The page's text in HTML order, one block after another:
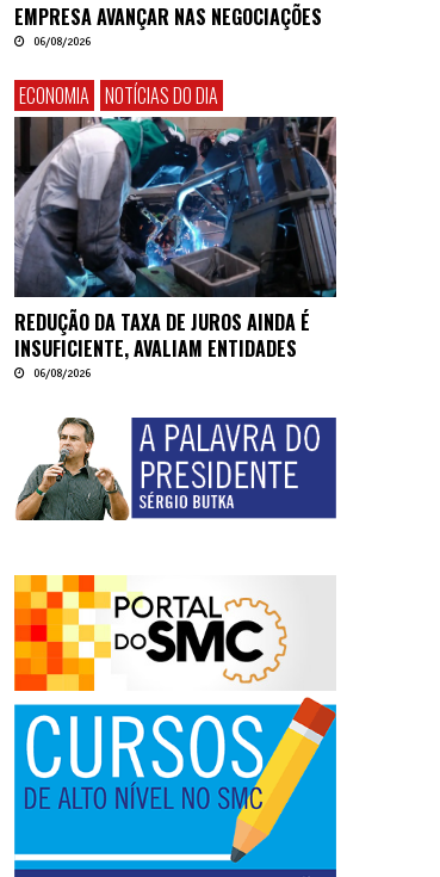
EMPRESA AVANÇAR NAS NEGOCIAÇÕES
06/08/2026
ECONOMIA NOTÍCIAS DO DIA
REDUÇÃO DA TAXA DE JUROS AINDA É
INSUFICIENTE, AVALIAM ENTIDADES
06/08/2026